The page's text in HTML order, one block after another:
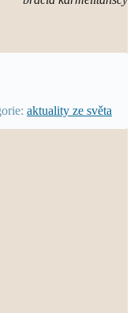
aktuality ze světa